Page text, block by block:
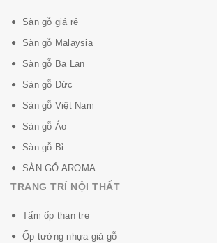
Sàn gỗ giá rẻ
Sàn gỗ Malaysia
Sàn gỗ Ba Lan
Sàn gỗ Đức
Sàn gỗ Việt Nam
Sàn gỗ Áo
Sàn gỗ Bỉ
SÀN GỖ AROMA
TRANG TRÍ NỘI THẤT
Tấm ốp than tre
Ốp tường nhựa giả gỗ